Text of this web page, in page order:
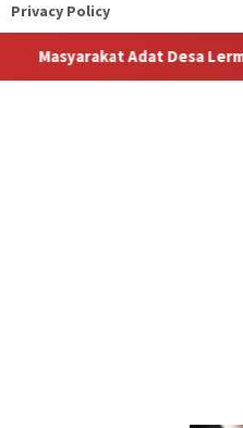
Privacy Policy
Menanti Pembayaran